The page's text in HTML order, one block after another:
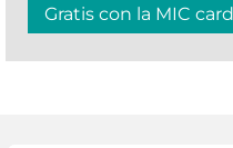
Gratis con la MIC card